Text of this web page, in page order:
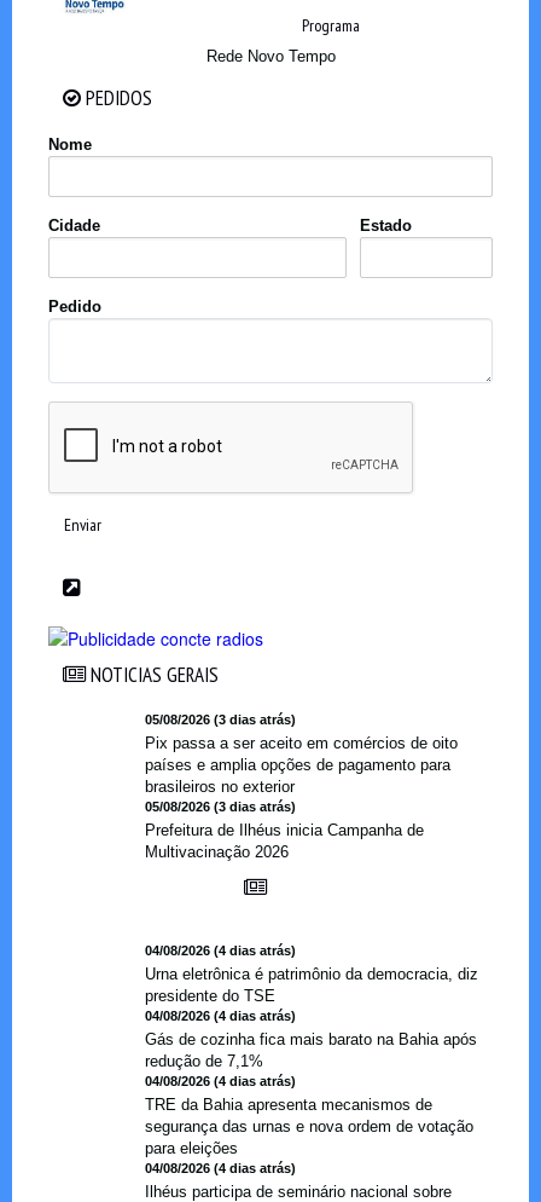
Programa
Rede Novo Tempo
PEDIDOS
Nome
Cidade Estado
Pedido
Enviar
NOTICIAS GERAIS
05/08/2026 (3 dias atrás)
Pix passa a ser aceito em comércios de oito
países e amplia opções de pagamento para
brasileiros no exterior
05/08/2026 (3 dias atrás)
Prefeitura de Ilhéus inicia Campanha de
Multivacinação 2026
04/08/2026 (4 dias atrás)
Urna eletrônica é patrimônio da democracia, diz
presidente do TSE
04/08/2026 (4 dias atrás)
Gás de cozinha fica mais barato na Bahia após
redução de 7,1%
04/08/2026 (4 dias atrás)
TRE da Bahia apresenta mecanismos de
segurança das urnas e nova ordem de votação
para eleições
04/08/2026 (4 dias atrás)
Ilhéus participa de seminário nacional sobre